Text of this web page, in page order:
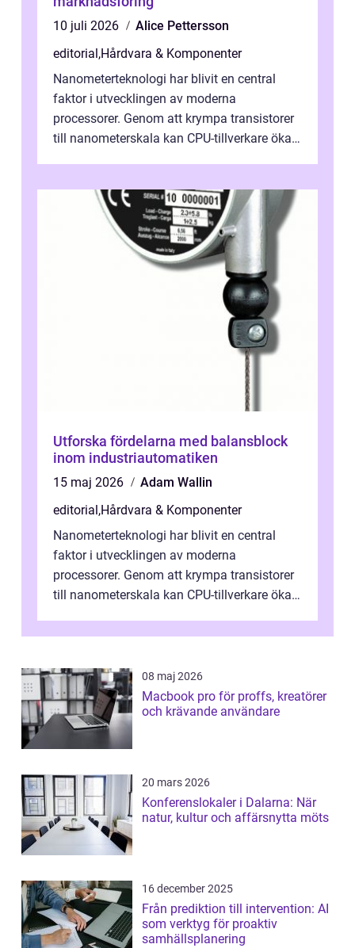
10 juli 2026
Alice Pettersson
editorial,Hårdvara & Komponenter
Nanometerteknologi har blivit en central
faktor i utvecklingen av moderna
processorer. Genom att krympa transistorer
till nanometerskala kan CPU-tillverkare öka
Utforska fördelarna med balansblock
inom industriautomatiken
15 maj 2026
Adam Wallin
editorial,Hårdvara & Komponenter
Nanometerteknologi har blivit en central
faktor i utvecklingen av moderna
processorer. Genom att krympa transistorer
till nanometerskala kan CPU-tillverkare öka
08 maj 2026
Macbook pro för proffs, kreatörer
och krävande användare
20 mars 2026
Konferenslokaler i Dalarna: När
natur, kultur och affärsnytta möts
16 december 2025
Från prediktion till intervention: AI
som verktyg för proaktiv
samhällsplanering